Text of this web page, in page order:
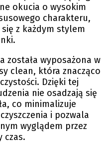
okucia o wysokim
charakteru,
z każdym stylem
została wyposażona w
clean, która znacząco
Dzięki tej
nie osadzają się
co minimalizuje
i pozwala
wyglądem przez
czas.